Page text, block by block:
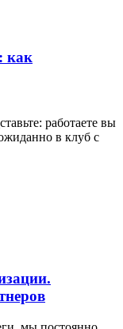
как
работаете вы
в клуб с